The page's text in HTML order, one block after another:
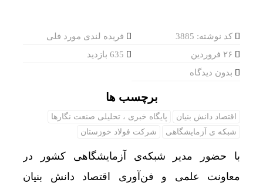
کد نوشته: 3885
فریده لندی مورد فلی
بدون دیدگاه
برچسب ها
اقتصاد دانش بنیان
پایگاه خبری ، تحلیلی صنعت نگارها
شبکه ی آزمایشگاهی
شرکت فولاد خوزستان
با حضور مدیر شبکه‌ی آزمایشگاهی کشور در
معاونت علمی و فن‌آوری اقتصاد دانش بنیان